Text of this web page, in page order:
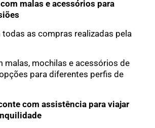
malas e acessórios para
todas as compras realizadas pela
malas, mochilas e acessórios de
para diferentes perfis de
com assistência para viajar